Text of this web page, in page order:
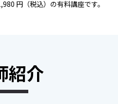
円（税込）の有料講座です。
紹介